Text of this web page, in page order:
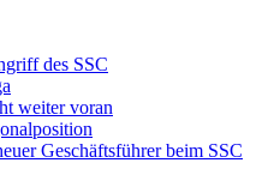
des SSC
weiter voran
Geschäftsführer beim SSC